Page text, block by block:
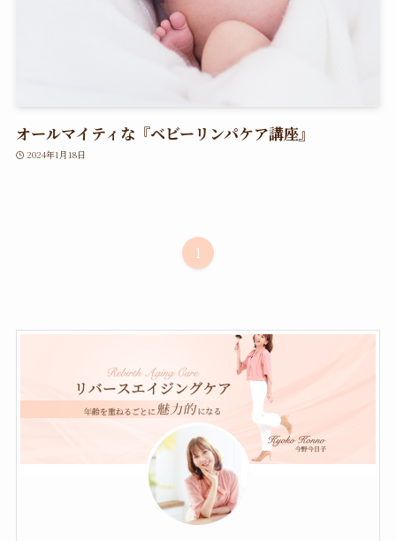
オールマイティな『ベビーリンパケア講座』
2024年1月18日
1